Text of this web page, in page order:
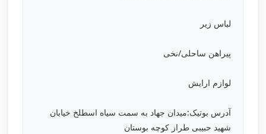
لباس زیر
پیراهن ساحلی/نخی
لوازم ارایش
آدرس بوتیک:میدان جهاد به سمت سیاه اسطلخ خیابان
شهید حبیبی طراز کوچه بوستان